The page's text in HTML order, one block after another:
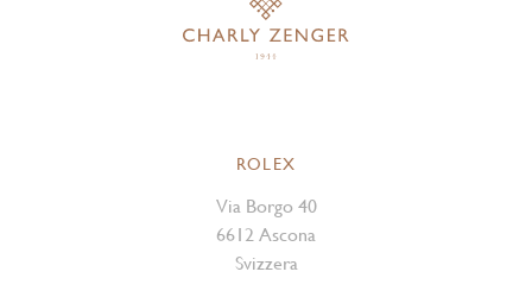
ROLEX
Via Borgo 40
6612 Ascona
Svizzera